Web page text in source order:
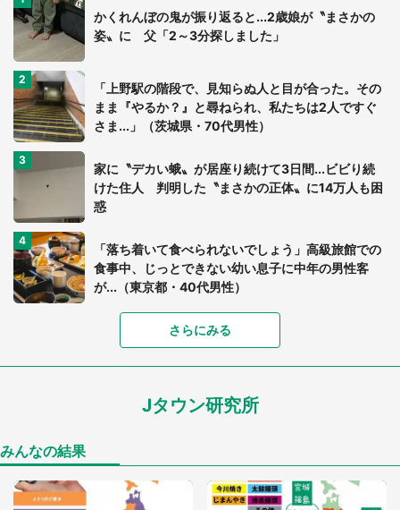
かくれんぼの鬼が振り返ると...2歳娘が〝まさかの
姿〟に 父「2～3分探しました」
「上野駅の階段で、見知らぬ人と目が合った。その
まま『やるか？』と尋ねられ、私たちは2人ですぐ
さま...」（茨城県・70代男性）
家に〝デカい蛾〟が居座り続けて3日間...ビビり続
けた住人 判明した〝まさかの正体〟に14万人も困
惑
「落ち着いて食べられないでしょう」高級旅館での
食事中、じっとできない幼い息子に中年の男性客
が...（東京都・40代男性）
「可愛いのにホラー」「事件性を感じる」 ふわふ
「孫にあげると思って、あなたにこれをあげる」
「ゾワゾワする」「本当に気持ち悪い」 道端でバ
さらにみる
Jタウン研究所
みんなの結果